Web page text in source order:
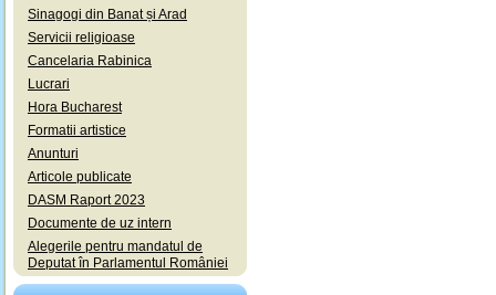
Sinagogi din Banat și Arad
Servicii religioase
Cancelaria Rabinica
Lucrari
Hora Bucharest
Formatii artistice
Anunturi
Articole publicate
DASM Raport 2023
Documente de uz intern
Alegerile pentru mandatul de
Deputat în Parlamentul României